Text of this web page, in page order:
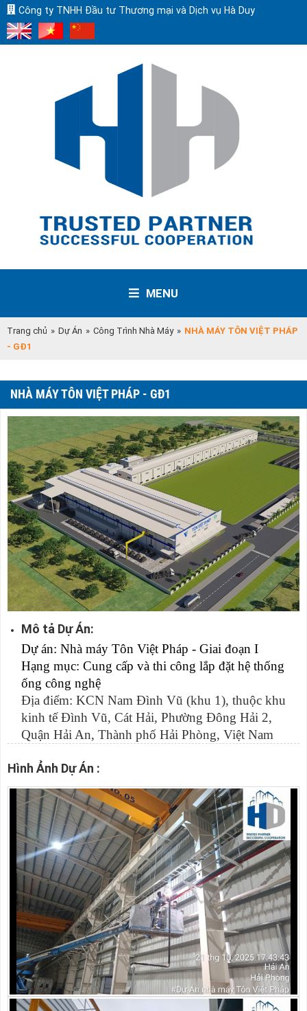
Công ty TNHH Đầu tư Thương mại và Dịch vụ Hà Duy
MENU
Trang chủ » Dự Án » Công Trình Nhà Máy » NHÀ MÁY TÔN VIỆT PHÁP
- GĐ1
NHÀ MÁY TÔN VIỆT PHÁP - GĐ1
Mô tả Dự Án:
Dự án: Nhà máy Tôn Việt Pháp - Giai đoạn I
Hạng mục: Cung cấp và thi công lắp đặt hệ thống
ống công nghệ
Địa điểm: KCN Nam Đình Vũ (khu 1), thuộc khu
kinh tế Đình Vũ, Cát Hải, Phường Đông Hải 2,
Quận Hải An, Thành phố Hải Phòng, Việt Nam
Hình Ảnh Dự Án :